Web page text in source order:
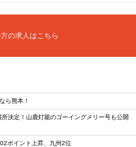
の求人はこちら
ら熊本！
決定！山鹿灯籠のゴーイングメリー号も公開
ポイント上昇、九州2位